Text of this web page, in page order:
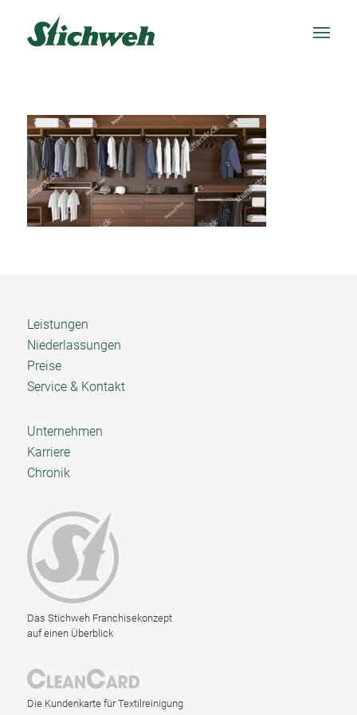
Leistungen
Niederlassungen
Preise
Service & Kontakt
Unternehmen
Karriere
Chronik
Das Stichweh Franchisekonzept
auf einen Überblick
Die Kundenkarte für Textilreinigung